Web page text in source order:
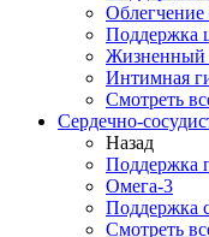
Поддержка
Жизненный
Интимная
Смотреть
Сердечно-
Назад
Поддержка
Омега-3
Поддержка
Смотреть